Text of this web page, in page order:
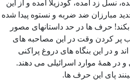
نسل زد آمده، گودزیلا آمده و از این
مبارزان ضد ضربه و نستوه پیدا شده
حرف ها در حد داستانهای مصور
پر کردن وقت در این مصاحبه های
و در این بنگاه های دروغ پراکنی
در همۀ موارد اسرائیلی می دهند.
پای این حرف ها.